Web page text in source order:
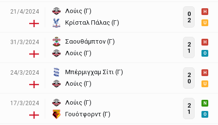
21/4/2024
Λούις (Γ)
Κρίσταλ Πάλας (Γ)
0
2
H
U
31/3/2024
Σαουθάμπτον (Γ)
Λούις (Γ)
2
1
H
O
24/3/2024
Μπέρμιγχαμ Σίτι (Γ)
Λούις (Γ)
2
0
H
U
17/3/2024
Λούις (Γ)
Γουότφορντ (Γ)
2
1
N
O